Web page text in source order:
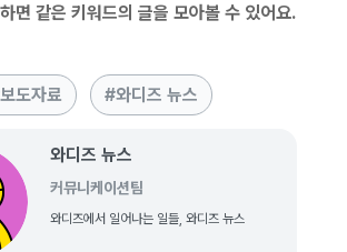
면 같은 키워드의 글을 모아볼 수 있어요.
보도자료 와디즈 뉴스
와디즈 뉴스
커뮤니케이션팀
와디즈에서 일어나는 일들, 와디즈 뉴스